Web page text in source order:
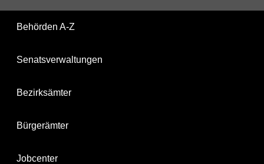
Behörden A-Z
Senatsverwaltungen
Bezirksämter
Bürgerämter
Jobcenter